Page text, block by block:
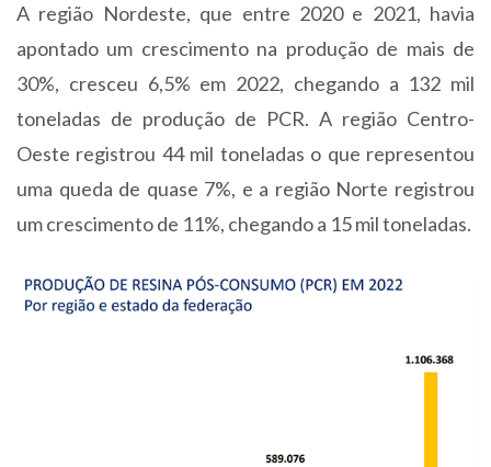
A região Nordeste, que entre 2020 e 2021, havia
apontado um crescimento na produção de mais de
30%, cresceu 6,5% em 2022, chegando a 132 mil
toneladas de produção de PCR. A região Centro-
Oeste registrou 44 mil toneladas o que representou
uma queda de quase 7%, e a região Norte registrou
um crescimento de 11%, chegando a 15 mil toneladas.